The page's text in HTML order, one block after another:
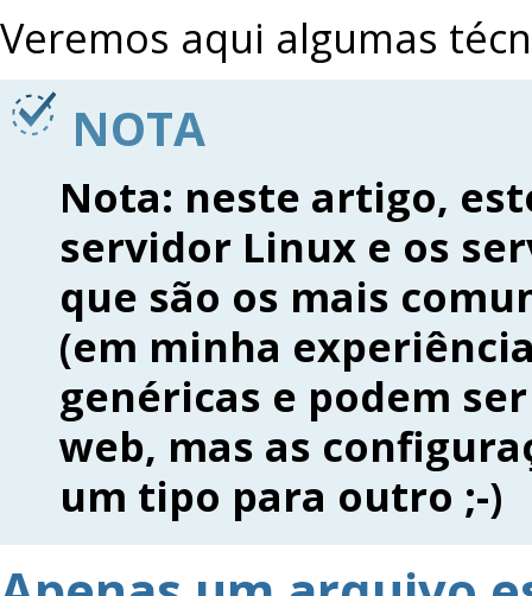
Veremos aqui algumas
NOTA
Nota: neste artigo,
servidor Linux e os
que são os mais
(em minha
genéricas e podem
web, mas as
um tipo para outro ;-)